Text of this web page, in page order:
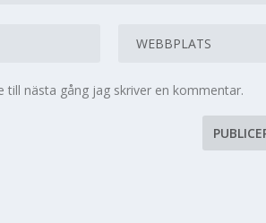
nästa gång jag skriver en kommentar.